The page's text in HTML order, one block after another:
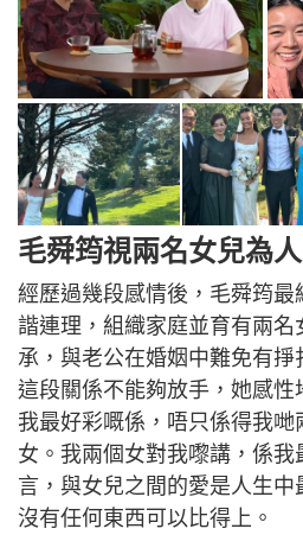
毛舜筠視兩名女兒為
經歷過幾段感情後，毛舜筠
諧連理，組織家庭並育有兩名
承，與老公在婚姻中難免有掙
這段關係不能夠放手，她感
我最好彩嘅係，唔只係得我哋
女。我兩個女對我嚟講，係
言，與女兒之間的愛是人生中
沒有任何東西可以比得上。